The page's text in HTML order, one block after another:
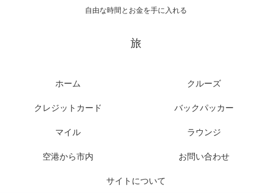
自由な時間とお金を手に入れる
旅
ホーム クルーズ
クレジットカード バックパッカー
マイル ラウンジ
空港から市内 お問い合わせ
サイトについて